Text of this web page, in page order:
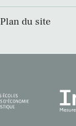
Plan du site